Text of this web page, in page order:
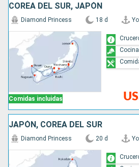
COREA DEL SUR, JAPÓN
Comidas incluidas
Diamond Princess 18 d
JAPÓN, COREA DEL SUR
Diamond Princess 20 d